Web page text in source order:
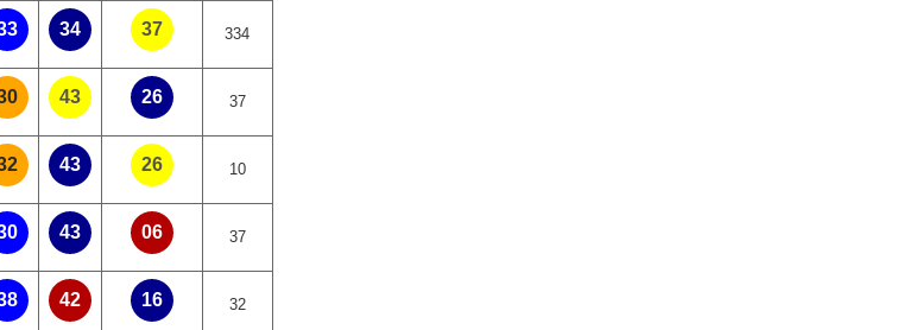
34 37 334
43 26 37
43 26 10
43 06 37
42 16 32